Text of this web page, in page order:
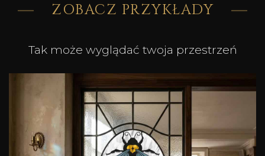
ZOBACZ PRZYKŁADY
Tak może wyglądać twoja przestrzeń